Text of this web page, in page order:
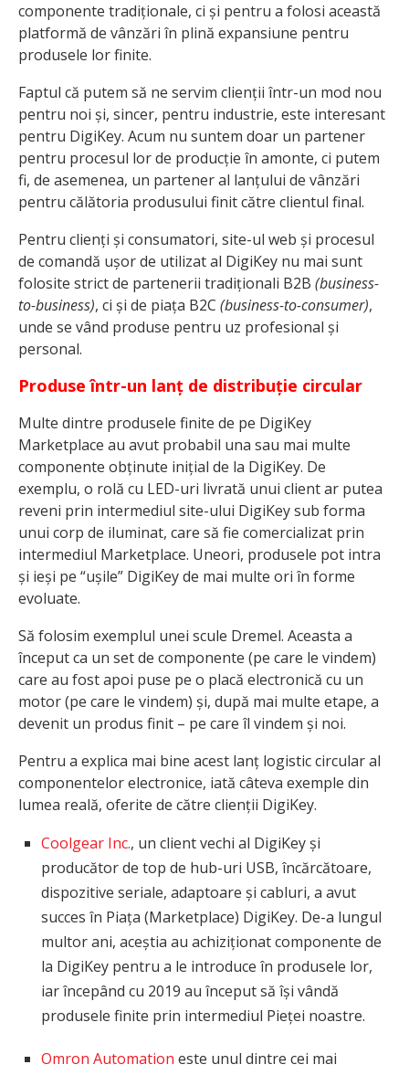
componente tradiționale, ci și pentru a folosi această
platformă de vânzări în plină expansiune pentru
produsele lor finite.
Faptul că putem să ne servim clienții într-un mod nou
pentru noi și, sincer, pentru industrie, este interesant
pentru DigiKey. Acum nu suntem doar un partener
pentru procesul lor de producție în amonte, ci putem
fi, de asemenea, un partener al lanțului de vânzări
pentru călătoria produsului finit către clientul final.
Pentru clienți și consumatori, site-ul web și procesul
de comandă ușor de utilizat al DigiKey nu mai sunt
folosite strict de partenerii tradiționali B2B (business-
to-business), ci și de piața B2C (business-to-consumer),
unde se vând produse pentru uz profesional și
personal.
Produse într-un lanț de distribuție circular
Multe dintre produsele finite de pe DigiKey
Marketplace au avut probabil una sau mai multe
componente obținute inițial de la DigiKey. De
exemplu, o rolă cu LED-uri livrată unui client ar putea
reveni prin intermediul site-ului DigiKey sub forma
unui corp de iluminat, care să fie comercializat prin
intermediul Marketplace. Uneori, produsele pot intra
și ieși pe “ușile” DigiKey de mai multe ori în forme
evoluate.
Să folosim exemplul unei scule Dremel. Aceasta a
început ca un set de componente (pe care le vindem)
care au fost apoi puse pe o placă electronică cu un
motor (pe care le vindem) și, după mai multe etape, a
devenit un produs finit – pe care îl vindem și noi.
Pentru a explica mai bine acest lanț logistic circular al
componentelor electronice, iată câteva exemple din
lumea reală, oferite de către clienții DigiKey.
Coolgear Inc., un client vechi al DigiKey și
producător de top de hub-uri USB, încărcătoare,
dispozitive seriale, adaptoare și cabluri, a avut
succes în Piața (Marketplace) DigiKey. De-a lungul
multor ani, aceștia au achiziționat componente de
la DigiKey pentru a le introduce în produsele lor,
iar începând cu 2019 au început să își vândă
produsele finite prin intermediul Pieței noastre.
Omron Automation este unul dintre cei mai